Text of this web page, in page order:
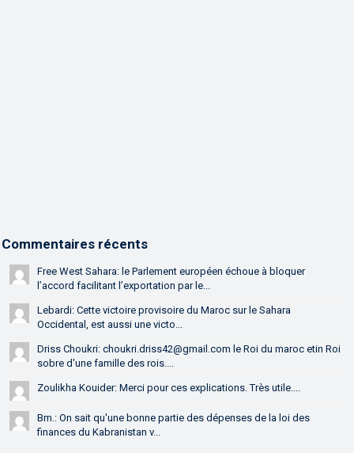
Commentaires récents
Free West Sahara: le Parlement européen échoue à bloquer
l’accord facilitant l’exportation par le...
Lebardi: Cette victoire provisoire du Maroc sur le Sahara
Occidental, est aussi une victo...
Driss Choukri: choukri.driss42@gmail.com le Roi du maroc etin Roi
sobre d'une famille des rois....
Zoulikha Kouider: Merci pour ces explications. Très utile....
Bm.: On sait qu'une bonne partie des dépenses de la loi des
finances du Kabranistan v...